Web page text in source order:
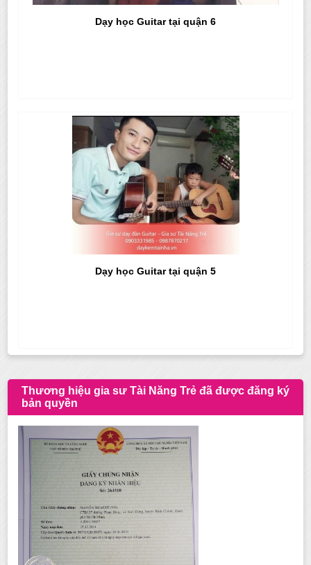
Dạy học Guitar tại quận 6
Dạy học Guitar tại quận 5
Thương hiệu gia sư Tài Năng Trẻ đã được đăng ký
bản quyền